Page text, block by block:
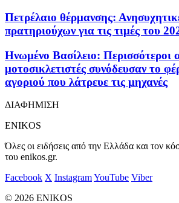
Πετρέλαιο θέρμανσης:
πρατηριούχων για τις τιμές του
Ηνωμένο Βασίλειο: Περισσότεροι
μοτοσικλετιστές συνόδευσαν το
αγοριού που λάτρευε τις μηχανές
ΔΙΑΦΗΜΙΣΗ
ENIKOS
Όλες οι ειδήσεις από την Ελλάδα και τον
του enikos.gr.
Facebook X InstagramYouTube Viber
© 2026 ENIKOS